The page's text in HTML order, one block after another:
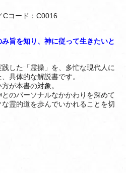
コード：C0016
旨を知り、神に従って生きたいと
した「霊操」を、多忙な現代人に
具体的な解説書です。
が本書の対象。
のパーソナルなかかわりを深めて
霊的道を歩んでいかれることを切